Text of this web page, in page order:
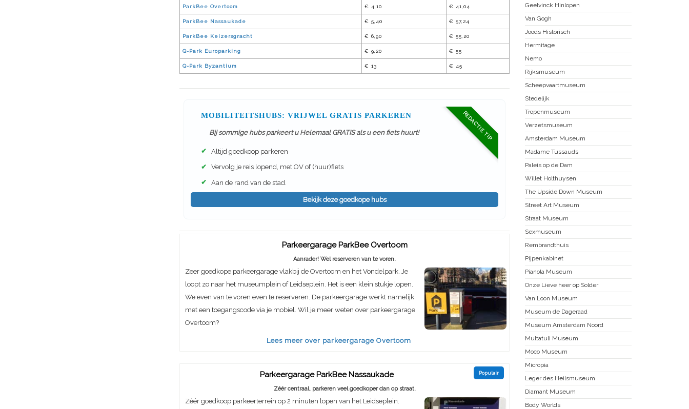
ParkBee Overtoom € 4,10 € 41,04
ParkBee Nassaukade € 5,40 € 57,24
ParkBee Keizersgracht € 6,90 € 55,20
Q-Park Europarking € 9,20 € 55
Q-Park Byzantium € 13 € 45
REDACTIE TIP
MOBILITEITSHUBS: VRIJWEL GRATIS PARKEREN
Bij sommige hubs parkeert u Helemaal GRATIS als u een fiets huurt!
✔ Altijd goedkoop parkeren
✔ Vervolg je reis lopend, met OV of (huur)fiets
✔ Aan de rand van de stad.
Bekijk deze goedkope hubs
Parkeergarage ParkBee Overtoom
Aanrader! Wel reserveren van te voren.
Zeer goedkope parkeergarage vlakbij de Overtoom en het Vondelpark. Je
loopt zo naar het museumplein of Leidseplein. Het is een klein stukje lopen.
We even van te voren even te reserveren. De parkeergarage werkt namelijk
met een toegangscode via je mobiel. Wil je meer weten over parkeergarage
Overtoom?
Lees meer over parkeergarage Overtoom
Populair
Parkeergarage ParkBee Nassaukade
Zéér centraal, parkeren veel goedkoper dan op straat.
Zéér goedkoop parkeerterrein op 2 minuten lopen van het Leidseplein.
Geelvinck Hinlopen
Van Gogh
Joods Historisch
Hermitage
Nemo
Rijksmuseum
Scheepvaartmuseum
Stedelijk
Tropenmuseum
Verzetsmuseum
Amsterdam Museum
Madame Tussauds
Paleis op de Dam
Willet Holthuysen
The Upside Down Museum
Street Art Museum
Straat Museum
Sexmuseum
Rembrandthuis
Pijpenkabinet
Pianola Museum
Onze Lieve heer op Solder
Van Loon Museum
Museum de Dageraad
Museum Amsterdam Noord
Multatuli Museum
Moco Museum
Micropia
Leger des Heilsmuseum
Diamant Museum
Body Worlds